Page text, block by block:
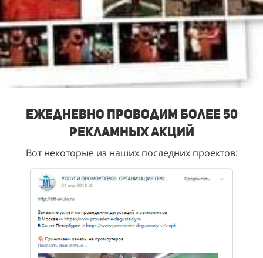
Ежедневно проводим более 50
рекламных акций
Вот некоторые из наших последних проектов: